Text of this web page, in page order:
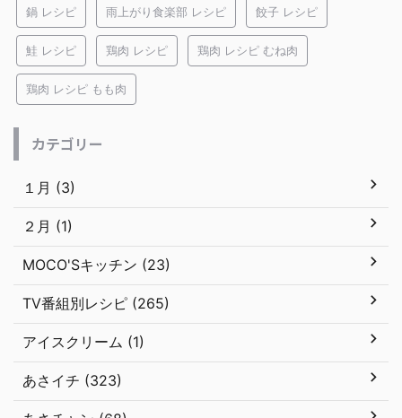
鍋 レシピ 雨上がり食楽部 レシピ 餃子 レシピ
鮭 レシピ 鶏肉 レシピ 鶏肉 レシピ むね肉
鶏肉 レシピ もも肉
カテゴリー
１月 (3)
２月 (1)
MOCO'Sキッチン (23)
TV番組別レシピ (265)
アイスクリーム (1)
あさイチ (323)